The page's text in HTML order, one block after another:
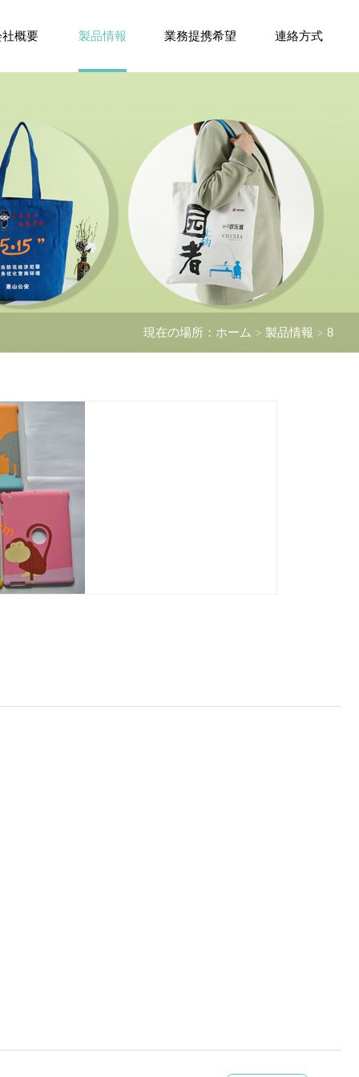
概要 製品情報 業務提携希望 連絡方式
現在の場所： ホーム 製品情報 8